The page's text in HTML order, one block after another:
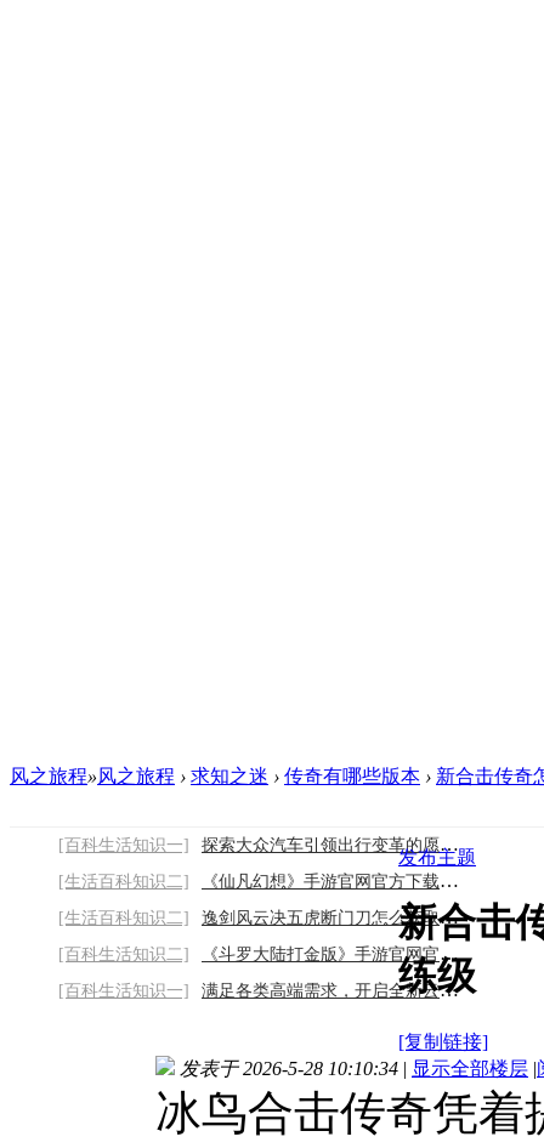
风之旅程»风之旅程 › 求知之迷 › 传奇有哪些版本 › 新合击传奇
[百科生活知识一]
探索大众汽车引领出行变革的愿景之路2026/8
[生活百科知识二]
《仙凡幻想》手游官网官方下载链接：备好链
[生活百科知识二]
逸剑风云决五虎断门刀怎么获取-五虎断门刀
[百科生活知识二]
《斗罗大陆打金版》手游官网官方下载链接：
[百科生活知识一]
满足各类高端需求，开启全新云端之旅2026/8
发布主题
新合击
练级
[复制链接]
发表于 2026-5-28 10:10:34 | 显示全部楼层 |
冰鸟合击传奇凭